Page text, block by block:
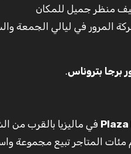
منظر جميل للمكان
المرور في ليالي الجمعة
برجا بتروناس.
في ماليزيا بالقرب من
مئات المتاجر تبيع مجموعة